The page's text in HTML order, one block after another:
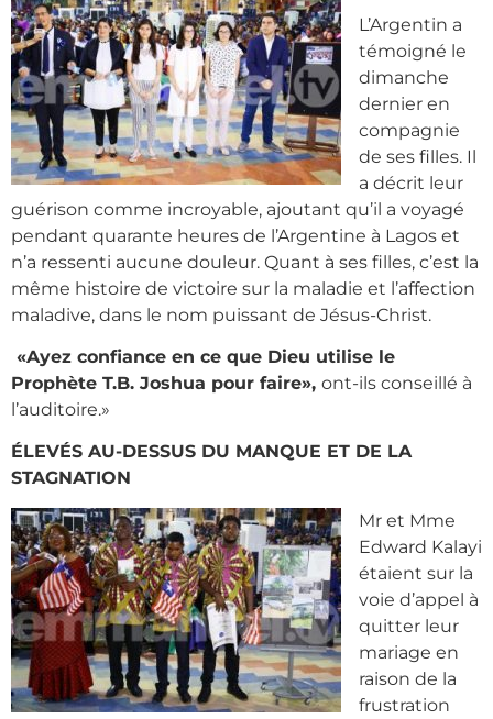
L’Argentin a
témoigné le
dimanche
dernier en
compagnie
de ses filles. Il
a décrit leur
guérison comme incroyable, ajoutant qu’il a voyagé
pendant quarante heures de l’Argentine à Lagos et
n’a ressenti aucune douleur. Quant à ses filles, c’est la
même histoire de victoire sur la maladie et l’affection
maladive, dans le nom puissant de Jésus-Christ.
«Ayez confiance en ce que Dieu utilise le
Prophète T.B. Joshua pour faire», ont-ils conseillé à
l’auditoire.»
ÉLEVÉS AU-DESSUS DU MANQUE ET DE LA
STAGNATION
Mr et Mme
Edward Kalayi
étaient sur la
voie d’appel à
quitter leur
mariage en
raison de la
frustration